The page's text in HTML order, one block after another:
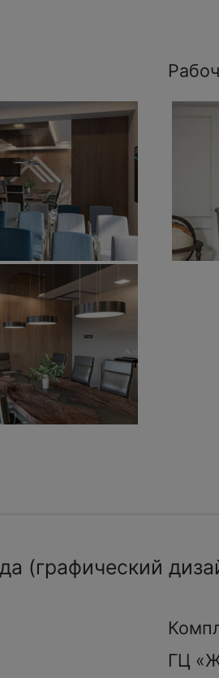
(графический
ГЦ